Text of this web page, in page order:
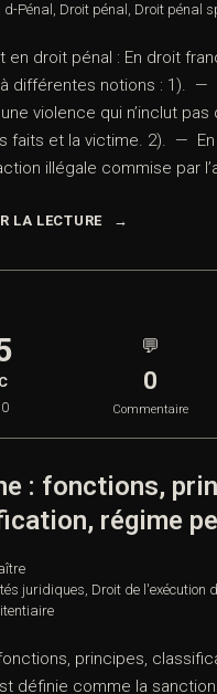
d-Pénal , Droit pénal , Droit pénal
en droit pénal : En droit
différentes notions : 1). —
violence qui n’inclut
faits et la victime. 2). —
illégale commise par
LA LECTURE
💬
0
Commentaire
: fonctions,
régime
juridiques, Droit de l'exécution
principes,
définie comme la